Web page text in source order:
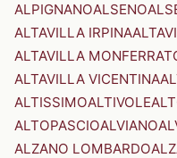
ALPIGNANOALSENO
ALTAVILLA IRPINA
ALTAVILLA
ALTAVILLA VICENTINA
ALTISSIMOALTIVOLE
ALTOPASCIOALVIANO
ALZANO LOMBARDO